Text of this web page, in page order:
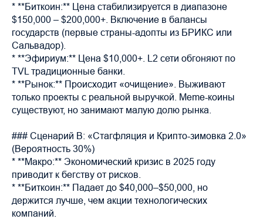
* **Биткоин:** Цена стабилизируется в диапазоне
$150,000 – $200,000+. Включение в балансы
государств (первые страны-адопты из БРИКС или
Сальвадор).
* **Эфириум:** Цена $10,000+. L2 сети обгоняют по
TVL традиционные банки.
* **Рынок:** Происходит «очищение». Выживают
только проекты с реальной выручкой. Meme-коины
существуют, но занимают малую долю рынка.
### Сценарий B: «Стагфляция и Крипто-зимовка 2.0»
(Вероятность 30%)
* **Макро:** Экономический кризис в 2025 году
приводит к бегству от рисков.
* **Биткоин:** Падает до $40,000–$50,000, но
держится лучше, чем акции технологических
компаний.